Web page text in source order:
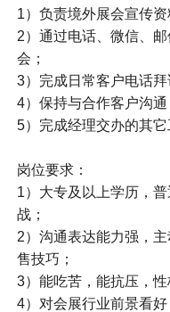
1）负责境外展会宣传
2）通过电话、微信、
会；
3）完成日常客户电话拜
4）保持与合作客户沟
5）完成经理交办的其它
岗位要求：
1）大专及以上学历，
战；
2）沟通表达能力强，
售技巧；
3）能吃苦，能抗压，
4）对会展行业前景看